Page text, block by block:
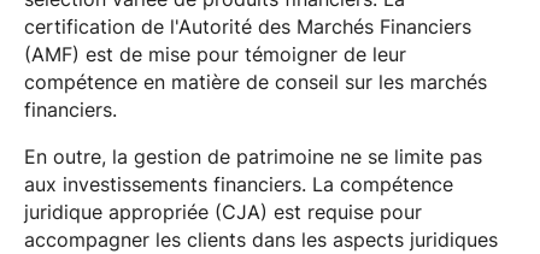
certification de l'Autorité des Marchés Financiers
(AMF) est de mise pour témoigner de leur
compétence en matière de conseil sur les marchés
financiers.
En outre, la gestion de patrimoine ne se limite pas
aux investissements financiers. La compétence
juridique appropriée (CJA) est requise pour
accompagner les clients dans les aspects juridiques